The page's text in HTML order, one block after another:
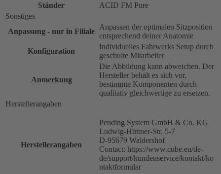
Ständer
ACID FM Pure
Sonstiges
Anpassung - nur in Filiale
Anpassen der optimalen Sitzposition
entsprechend deiner Anatomie
Konfiguration
Individuelles Fahrwerks Setup durch
geschulte Mitarbeiter
Anmerkung
Die Abbildung kann abweichen. Der
Hersteller behält es sich vor,
bestimmte Komponenten durch
qualitativ gleichwertige zu ersetzen.
Herstellerangaben
Herstellerangaben
Pending System GmbH & Co. KG
Ludwig-Hüttner-Str. 5-7
D-95679 Waldershof
Contact: https://www.cube.eu/de-
de/support/kundenservice/kontakt/ko
ntaktformular